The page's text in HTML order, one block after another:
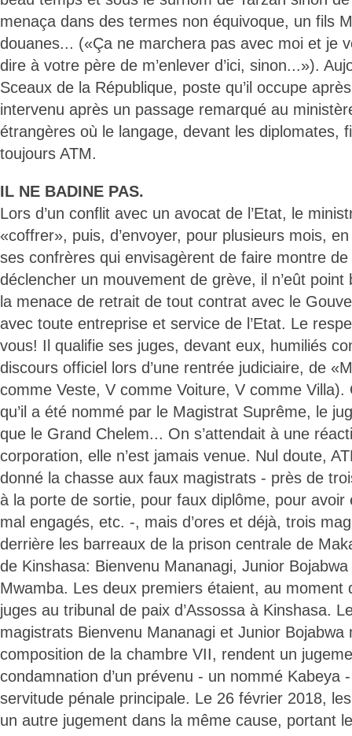
menaça dans des termes non équivoque, un fils
douanes... («Ça ne marchera pas avec moi et je
dire à votre père de m’enlever d’ici, sinon...»).
Sceaux de la République, poste qu’il occupe
intervenu après un passage remarqué au
étrangères où le langage, devant les diplomates,
toujours ATM.
IL NE BADINE PAS.
Lors d’un conflit avec un avocat de l’Etat, le
«coffrer», puis, d’envoyer, pour plusieurs mois,
ses confrères qui envisagèrent de faire montre
déclencher un mouvement de grève, il n’eût
la menace de retrait de tout contrat avec le
avec toute entreprise et service de l’Etat. Le
vous! Il qualifie ses juges, devant eux, humiliés
discours officiel lors d’une rentrée judiciaire, de
comme Veste, V comme Voiture, V comme Villa).
qu’il a été nommé par le Magistrat Suprême, le
que le Grand Chelem... On s’attendait à une
corporation, elle n’est jamais venue. Nul doute,
donné la chasse aux faux magistrats - près de
à la porte de sortie, pour faux diplôme, pour avoir
mal engagés, etc. -, mais d’ores et déjà, trois
derrière les barreaux de la prison centrale de
de Kinshasa: Bienvenu Mananagi, Junior
Mwamba. Les deux premiers étaient, au moment
juges au tribunal de paix d’Assossa à Kinshasa.
magistrats Bienvenu Mananagi et Junior Bojabwa
composition de la chambre VII, rendent un
condamnation d’un prévenu - un nommé Kabeya
servitude pénale principale. Le 26 février 2018,
un autre jugement dans la même cause, portant